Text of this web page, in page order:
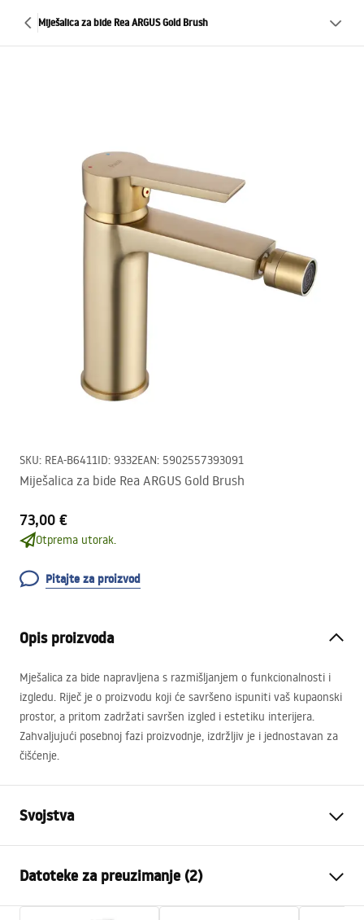
Miješalica za bide Rea ARGUS Gold Brush
SKU: REA-B6411ID: 9332EAN: 5902557393091
Miješalica za bide Rea ARGUS Gold Brush
73,00 €
Otprema utorak.
Pitajte za proizvod
Opis proizvoda
Mješalica za bide napravljena s razmišljanjem o funkcionalnosti i
izgledu. Riječ je o proizvodu koji će savršeno ispuniti vaš kupaonski
prostor, a pritom zadržati savršen izgled i estetiku interijera.
Zahvaljujući posebnoj fazi proizvodnje, izdržljiv je i jednostavan za
čišćenje.
Svojstva
Način montaže
Stojeća
Boja
Četkano zlato
Datoteke za preuzimanje (2)